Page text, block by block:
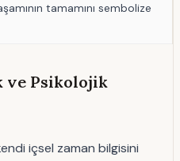
tamamını sembolize
ve Psikolojik
içsel zaman bilgisini